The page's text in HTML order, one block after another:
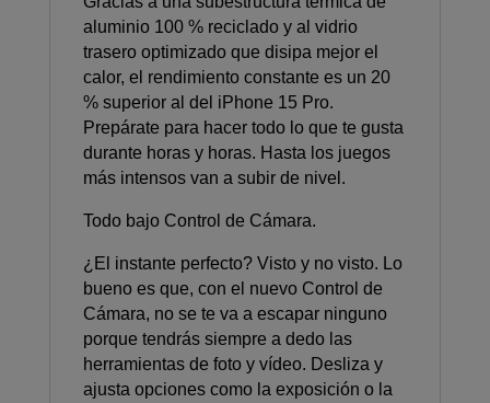
aluminio 100 % reciclado y al vidrio
trasero optimizado que disipa mejor el
calor, el rendimiento constante es un 20
% superior al del iPhone 15 Pro.
Prepárate para hacer todo lo que te gusta
durante horas y horas. Hasta los juegos
más intensos van a subir de nivel.
Todo bajo Control de Cámara.
¿El instante perfecto? Visto y no visto. Lo
bueno es que, con el nuevo Control de
Cámara, no se te va a escapar ninguno
porque tendrás siempre a dedo las
herramientas de foto y vídeo. Desliza y
ajusta opciones como la exposición o la